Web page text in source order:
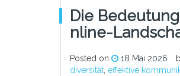
Die
Nline-
Posted on 18 Mai 2026
diversität, effektive